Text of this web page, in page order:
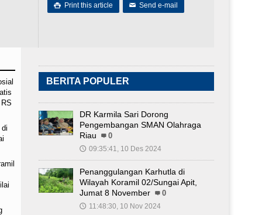
 Print this article ✉ Send e-mail
BERITA POPULER
DR Karmila Sari Dorong
Pengembangan SMAN Olahraga
Riau
0
🕔 09:35:41, 10 Des 2024
Penanggulangan Karhutla di
Wilayah Koramil 02/Sungai Apit,
Jumat 8 November
0
🕔 11:48:30, 10 Nov 2024